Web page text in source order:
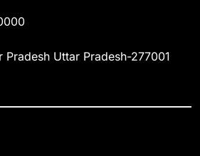
का संकल्प लेकर गूंजा बलिया, पुलिस
Uttar Pradesh-277001